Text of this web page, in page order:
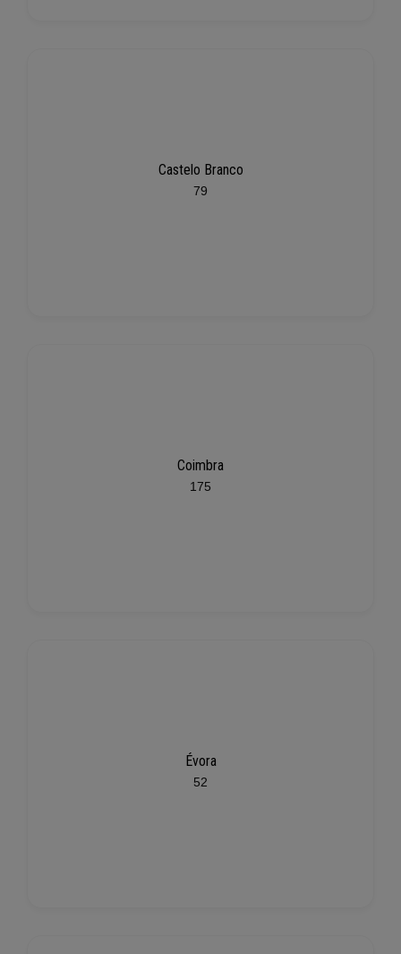
Castelo Branco
79
Coimbra
175
Évora
52